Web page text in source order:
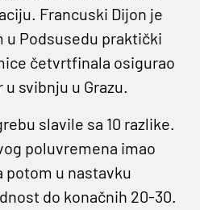
Francuski Dijon je
Podsusedu praktički
četvrtfinala osigurao
svibnju u Grazu.
slavile sa 10 razlike.
poluvremena imao
potom u nastavku
do konačnih 20-30.